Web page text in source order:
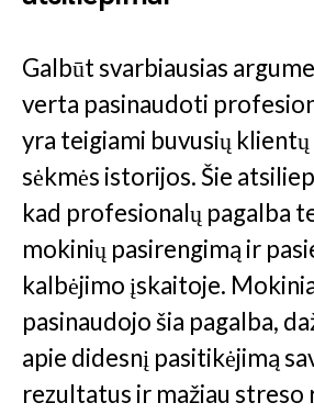
Galbūt svarbiausias
verta pasinaudoti
yra teigiami buvusių
sėkmės istorijos. Šie
kad profesionalų pagalba
mokinių pasirengimą ir
kalbėjimo įskaitoje.
pasinaudojo šia pagalba,
apie didesnį pasitikėjimą
rezultatus ir mažiau streso